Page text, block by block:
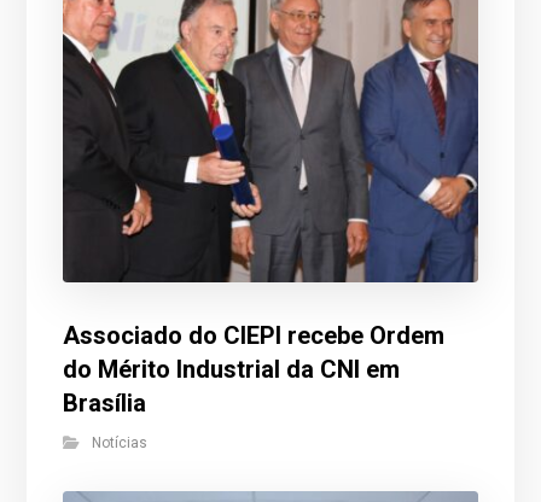
Associado do CIEPI recebe Ordem
do Mérito Industrial da CNI em
Brasília
Notícias